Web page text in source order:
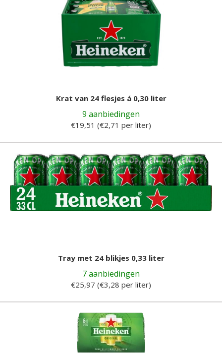
Krat van 24 flesjes á 0,30 liter
9 aanbiedingen
€19,51 (€2,71 per liter)
Tray met 24 blikjes 0,33 liter
7 aanbiedingen
€25,97 (€3,28 per liter)